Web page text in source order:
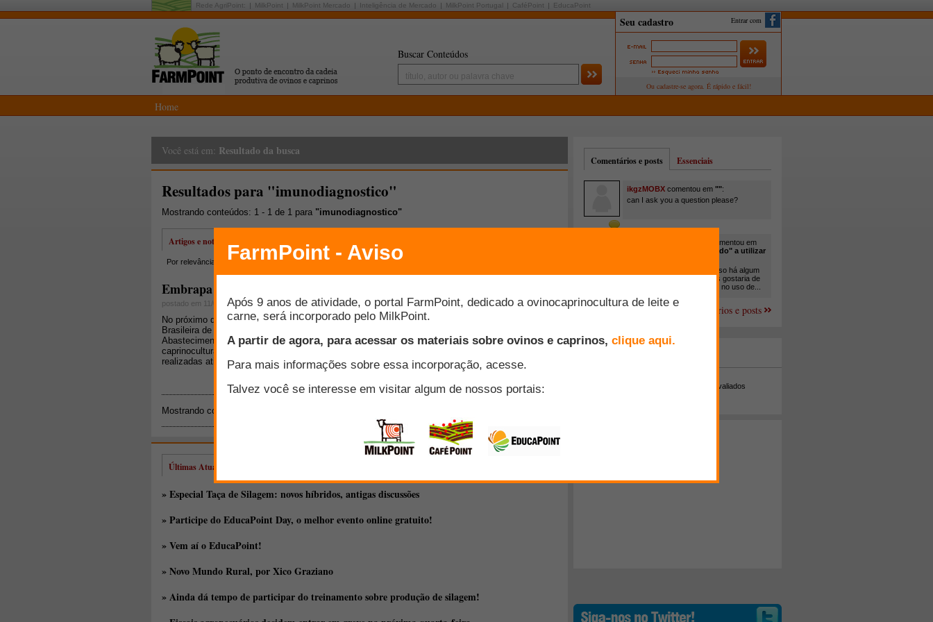
Rede AgriPoint: MilkPoint MilkPoint Mercado Inteligência de Mercado MilkPoint Portugal CaféPoint EducaPoint
Buscar Conteúdos
Entrar com
Home
Você está em: Resultado da busca
Resultados para "imunodiagnostico"
Mostrando conteúdos: 1 - 1 de 1 para "imunodiagnostico"
Artigos e notícias
Por relevância Por data Mais lidos Mais comentados Melhor avaliados
Embrapa Caprinos e Ovinos comemora 35 anos
postado em 11/06/2010
No próximo dia 13 de junho, a Embrapa Caprinos e Ovinos (Sobral, CE), unidade da Empresa
Brasileira de Pesquisa Agropecuária (Embrapa) vinculada ao Ministério da Agricultura, Pecuária e
Abastecimento (MAPA), completa 35 anos de trabalho em prol do desenvolvimento da
caprinocultura e ovinocultura brasileiras. Durante todo o segundo semestre de 2010 serão
realizadas atividades em comemoração à data.
Mostrando conteúdos: 1 - 1 de 1 para
Últimas Atualizações
» Especial Taça de Silagem: novos híbridos, antigas discussões
» Participe do EducaPoint Day, o melhor evento online gratuito!
» Vem aí o EducaPoint!
» Novo Mundo Rural, por Xico Graziano
» Ainda dá tempo de participar do treinamento sobre produção de silagem!
Comentários e posts Essenciais
ikgzMOBX comentou em "":
can I ask you a question please?
comentou em
"Você está sendo "obrigado" a utilizar
Em minha propriedade, já uso há algum
tempo cana com ureia, mas gostaria de
um melhor aprofundamento no uso de...
Mais comentários e posts
Melhor avaliados